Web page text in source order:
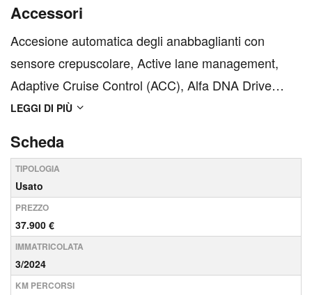
dagli Standard di casa madre oppure dal nostro
Standard di Certific...
Accessori
Accesione automatica degli anabbaglianti con
sensore crepuscolare, Active lane management,
Adaptive Cruise Control (ACC), Alfa DNA Drive
Mode System, Alfa Romeo Connected Services,
chiusura centralizzata con telecomando, Apple
CarPlay / Android Au...
LEGGI DI PIÙ
Scheda
TIPOLOGIA
Usato
PREZZO
37.900 €
IMMATRICOLATA
3/2024
KM PERCORSI